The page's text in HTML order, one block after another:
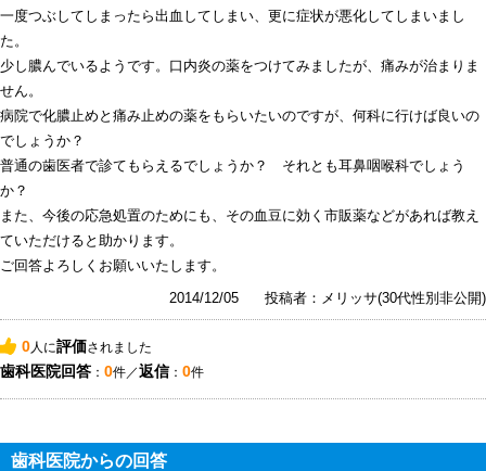
一度つぶしてしまったら出血してしまい、更に症状が悪化してしまいまし
た。
少し膿んでいるようです。口内炎の薬をつけてみましたが、痛みが治まりま
せん。
病院で化膿止めと痛み止めの薬をもらいたいのですが、何科に行けば良いの
でしょうか？
普通の歯医者で診てもらえるでしょうか？ それとも耳鼻咽喉科でしょう
か？
また、今後の応急処置のためにも、その血豆に効く市販薬などがあれば教え
ていただけると助かります。
ご回答よろしくお願いいたします。
2014/12/05
投稿者：メリッサ(30代性別非公開)
0 人に評価されました
歯科医院回答 ： 0件／返信： 0件
歯科医院からの回答